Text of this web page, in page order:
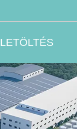
LETÖLTÉS